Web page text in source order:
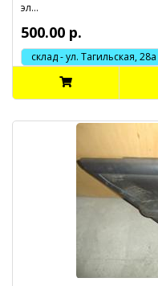
эл...
500.00 р.
склад - ул. Тагильская, 28а